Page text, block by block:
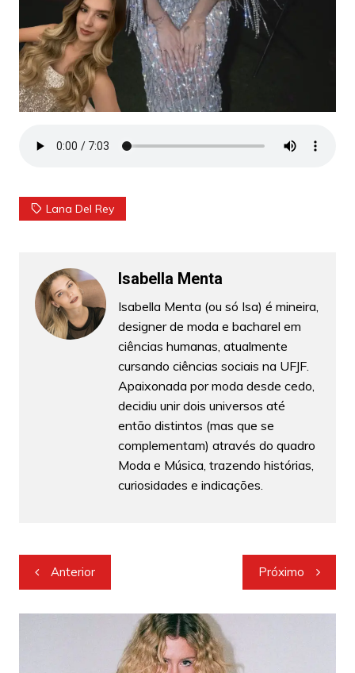
Lana Del Rey
Isabella Menta
Isabella Menta (ou só Isa) é mineira,
designer de moda e bacharel em
ciências humanas, atualmente
cursando ciências sociais na UFJF.
Apaixonada por moda desde cedo,
decidiu unir dois universos até
então distintos (mas que se
complementam) através do quadro
Moda e Música, trazendo histórias,
curiosidades e indicações.
Navegação
de
Post
Anterior Próximo